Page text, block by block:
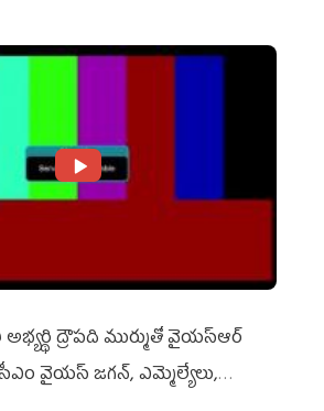
అభ్య‌ర్థి ద్రౌప‌ది ముర్ముతో వైయ‌స్ఆర్
సీఎం వైయ‌స్ జ‌గ‌న్, ఎమ్మెల్యేలు,